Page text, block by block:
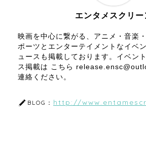
エンタメスクリー
映画を中心に繋がる、アニメ・音楽
ポーツとエンターテイメントなイベ
ュースも掲載しております。イベン
ス掲載は こちら
連絡ください。
BLOG： http://